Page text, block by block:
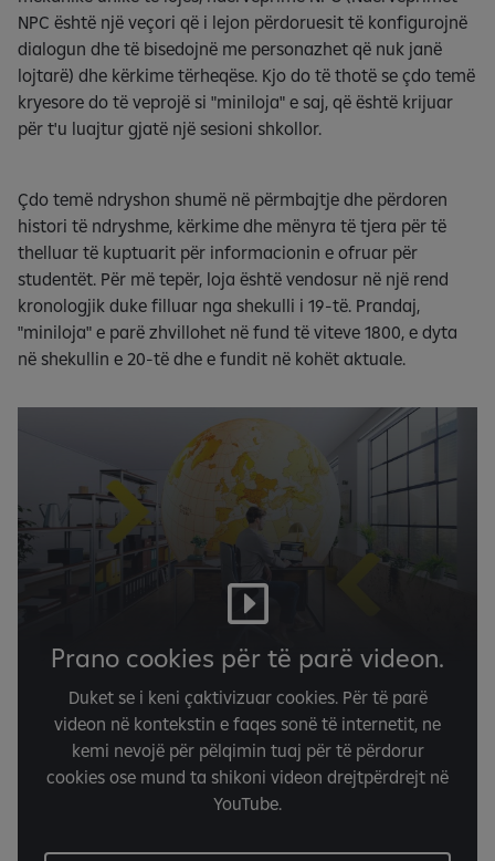
NPC është një veçori që i lejon përdoruesit të konfigurojnë
dialogun dhe të bisedojnë me personazhet që nuk janë
lojtarë) dhe kërkime tërheqëse. Kjo do të thotë se çdo temë
kryesore do të veprojë si "miniloja" e saj, që është krijuar
për t'u luajtur gjatë një sesioni shkollor.
Çdo temë ndryshon shumë në përmbajtje dhe përdoren
histori të ndryshme, kërkime dhe mënyra të tjera për të
thelluar të kuptuarit për informacionin e ofruar për
studentët. Për më tepër, loja është vendosur në një rend
kronologjik duke filluar nga shekulli i 19-të. Prandaj,
"miniloja" e parë zhvillohet në fund të viteve 1800, e dyta
në shekullin e 20-të dhe e fundit në kohët aktuale.
Prano cookies për të parë videon.
Duket se i keni çaktivizuar cookies. Për të parë
videon në kontekstin e faqes sonë të internetit, ne
kemi nevojë për pëlqimin tuaj për të përdorur
cookies ose mund ta shikoni videon drejtpërdrejt në
YouTube.